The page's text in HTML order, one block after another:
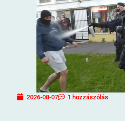
2026-08-07 1 hozzászólás